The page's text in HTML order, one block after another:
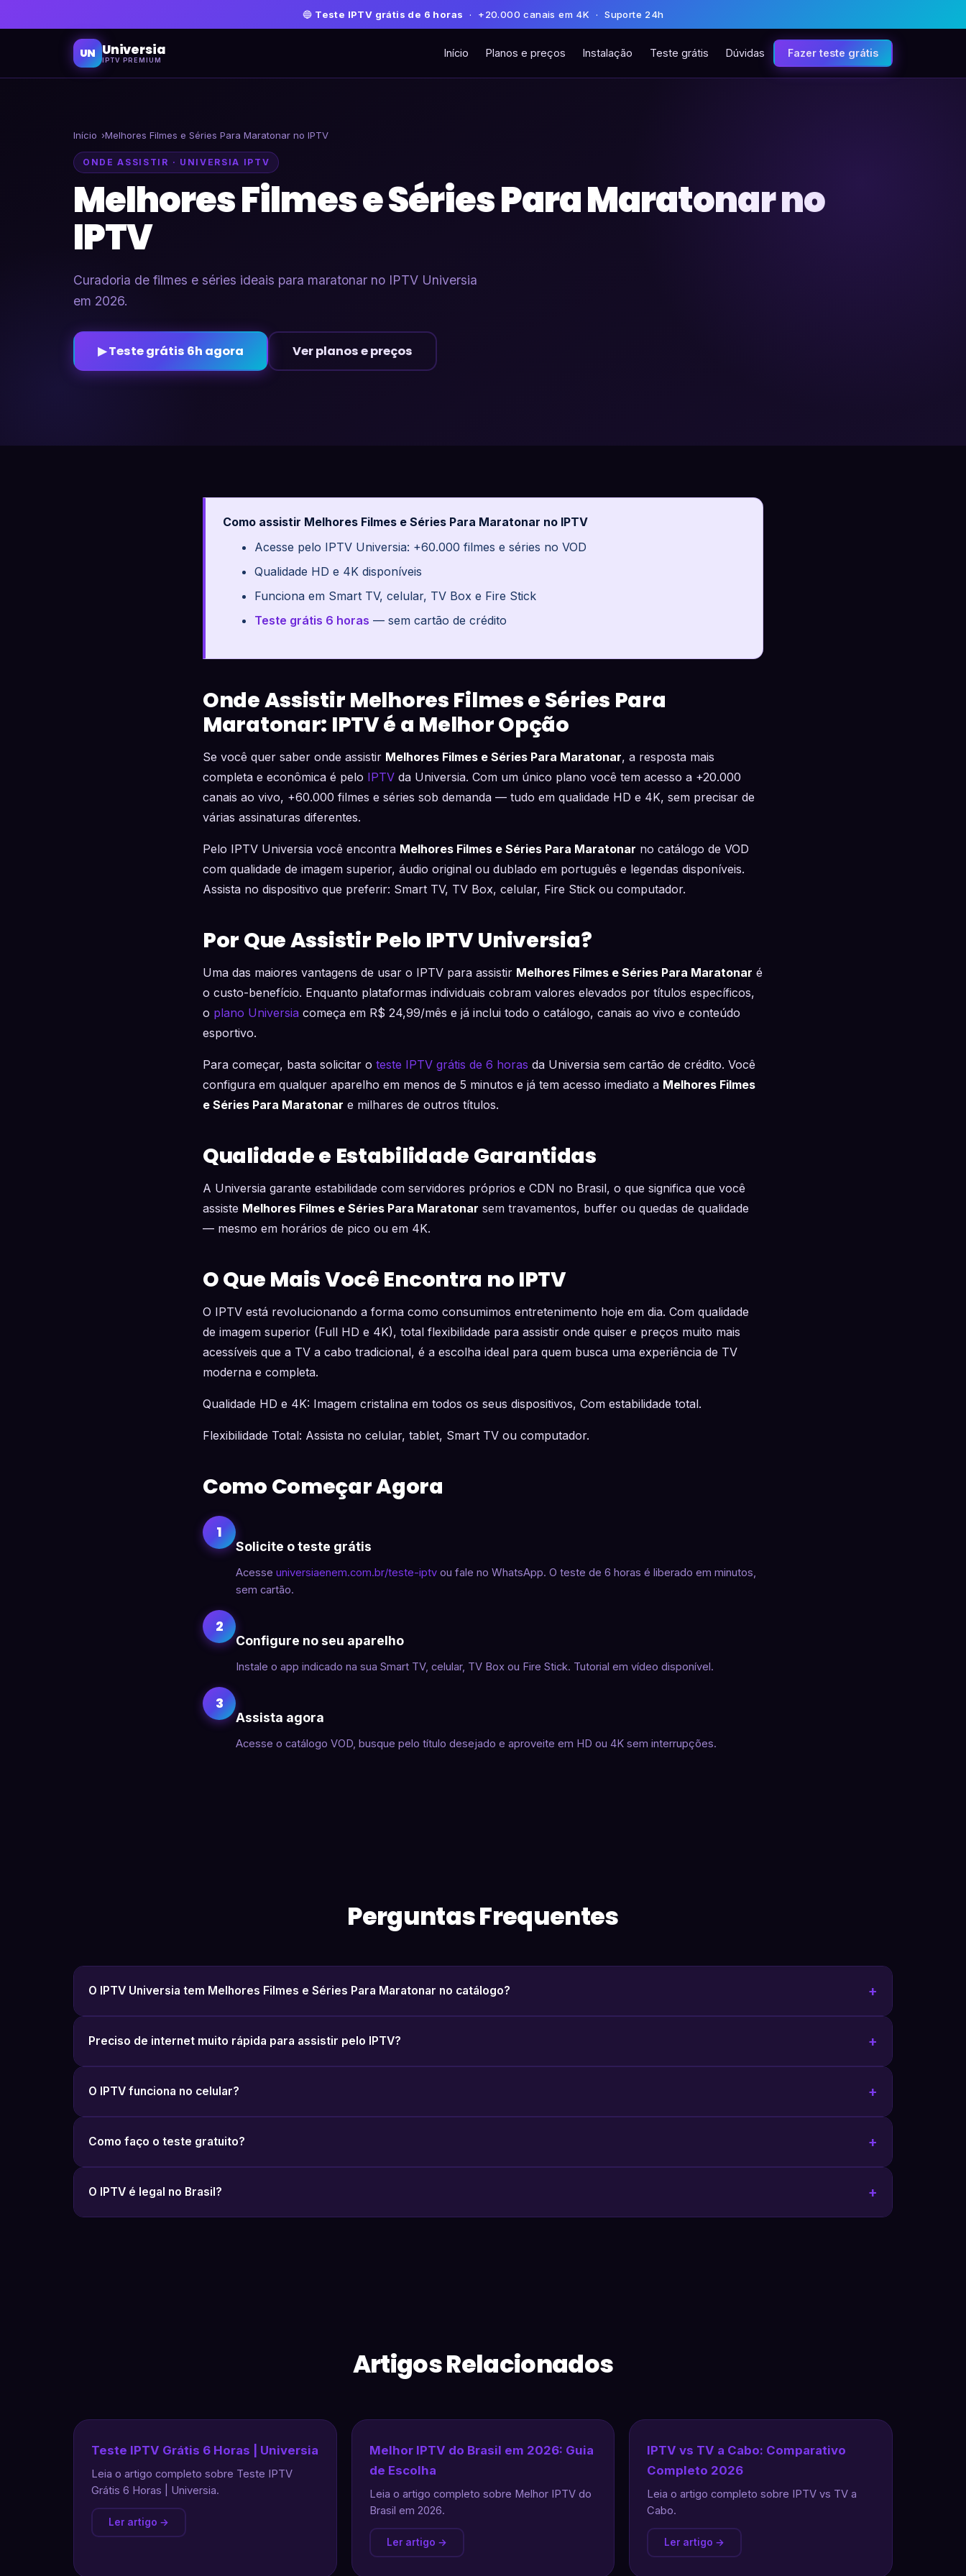
🔵 Teste IPTV grátis de 6 horas · +20.000 canais em 4K · Suporte 24h
UN Universia
IPTV PREMIUM
Início Planos e preços Instalação Teste grátis Dúvidas Fazer teste grátis
Início Melhores Filmes e Séries Para Maratonar no IPTV
ONDE ASSISTIR · UNIVERSIA IPTV
Melhores Filmes e Séries Para Maratonar no
IPTV
Curadoria de filmes e séries ideais para maratonar no IPTV Universia
em 2026.
▶ Teste grátis 6h agora Ver planos e preços
Como assistir Melhores Filmes e Séries Para Maratonar no IPTV
Acesse pelo IPTV Universia: +60.000 filmes e séries no VOD
Qualidade HD e 4K disponíveis
Funciona em Smart TV, celular, TV Box e Fire Stick
Teste grátis 6 horas — sem cartão de crédito
Onde Assistir Melhores Filmes e Séries Para
Maratonar: IPTV é a Melhor Opção
Se você quer saber onde assistir Melhores Filmes e Séries Para Maratonar, a resposta mais
completa e econômica é pelo IPTV da Universia. Com um único plano você tem acesso a +20.000
canais ao vivo, +60.000 filmes e séries sob demanda — tudo em qualidade HD e 4K, sem precisar de
várias assinaturas diferentes.
Pelo IPTV Universia você encontra Melhores Filmes e Séries Para Maratonar no catálogo de VOD
com qualidade de imagem superior, áudio original ou dublado em português e legendas disponíveis.
Assista no dispositivo que preferir: Smart TV, TV Box, celular, Fire Stick ou computador.
Por Que Assistir Pelo IPTV Universia?
Uma das maiores vantagens de usar o IPTV para assistir Melhores Filmes e Séries Para Maratonar é
o custo-benefício. Enquanto plataformas individuais cobram valores elevados por títulos específicos,
o plano Universia começa em R$ 24,99/mês e já inclui todo o catálogo, canais ao vivo e conteúdo
esportivo.
Para começar, basta solicitar o teste IPTV grátis de 6 horas da Universia sem cartão de crédito. Você
configura em qualquer aparelho em menos de 5 minutos e já tem acesso imediato a Melhores Filmes
e Séries Para Maratonar e milhares de outros títulos.
Qualidade e Estabilidade Garantidas
A Universia garante estabilidade com servidores próprios e CDN no Brasil, o que significa que você
assiste Melhores Filmes e Séries Para Maratonar sem travamentos, buffer ou quedas de qualidade
— mesmo em horários de pico ou em 4K.
O Que Mais Você Encontra no IPTV
O IPTV está revolucionando a forma como consumimos entretenimento hoje em dia. Com qualidade
de imagem superior (Full HD e 4K), total flexibilidade para assistir onde quiser e preços muito mais
acessíveis que a TV a cabo tradicional, é a escolha ideal para quem busca uma experiência de TV
moderna e completa.
Qualidade HD e 4K: Imagem cristalina em todos os seus dispositivos, Com estabilidade total.
Flexibilidade Total: Assista no celular, tablet, Smart TV ou computador.
Como Começar Agora
1
Solicite o teste grátis
Acesse universiaenem.com.br/teste-iptv ou fale no WhatsApp. O teste de 6 horas é liberado em minutos,
sem cartão.
2
Configure no seu aparelho
Instale o app indicado na sua Smart TV, celular, TV Box ou Fire Stick. Tutorial em vídeo disponível.
3
Assista agora
Acesse o catálogo VOD, busque pelo título desejado e aproveite em HD ou 4K sem interrupções.
Perguntas Frequentes
O IPTV Universia tem Melhores Filmes e Séries Para Maratonar no catálogo?
Preciso de internet muito rápida para assistir pelo IPTV?
O IPTV funciona no celular?
Como faço o teste gratuito?
O IPTV é legal no Brasil?
Artigos Relacionados
Teste IPTV Grátis 6 Horas | Universia
Leia o artigo completo sobre Teste IPTV
Grátis 6 Horas | Universia.
Ler artigo →
Melhor IPTV do Brasil em 2026: Guia
de Escolha
Leia o artigo completo sobre Melhor IPTV do
Brasil em 2026.
Ler artigo →
IPTV vs TV a Cabo: Comparativo
Completo 2026
Leia o artigo completo sobre IPTV vs TV a
Cabo.
Ler artigo →